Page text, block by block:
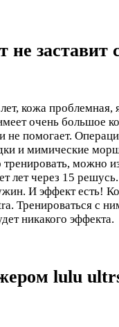
не заставит
кожа проблемная,
очень большое
не помогает.
и мимические
можно
лет через 15
И эффект
Тренироваться с
никакого эффекта.
lulu